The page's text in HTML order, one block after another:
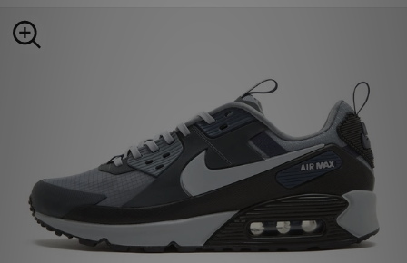
MULHER
DESPORTO
FUTEBOL JD